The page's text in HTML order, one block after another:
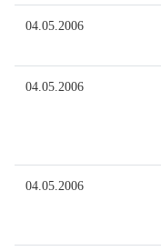
04.05.2006
04.05.2006
04.05.2006